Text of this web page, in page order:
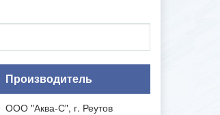
Производитель
ООО "Аква-С", г. Реутов